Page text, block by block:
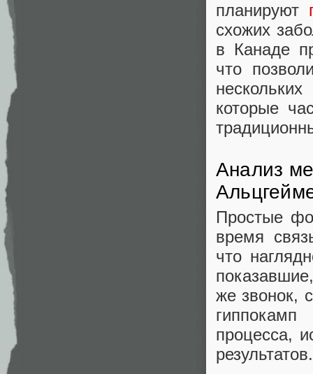
планируют
схожих
в Канаде
что
которые
Анализ
Простые
время
что
же звонок,
процесса,
результатов.